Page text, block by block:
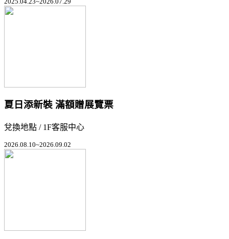
夏日添新裝 滿額贈展覽票
兌換地點 / 1F客服中心
2026.08.10~2026.09.02